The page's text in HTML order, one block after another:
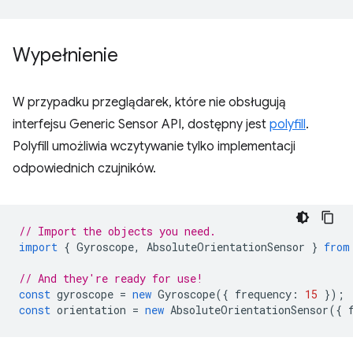
Wypełnienie
W przypadku przeglądarek, które nie obsługują
interfejsu Generic Sensor API, dostępny jest polyfill.
Polyfill umożliwia wczytywanie tylko implementacji
odpowiednich czujników.
// Import the objects you need.
import { Gyroscope, AbsoluteOrientationSensor } from
// And they're ready for use!
const gyroscope = new Gyroscope({ frequency : 15 });
const orientation = new AbsoluteOrientationSensor({